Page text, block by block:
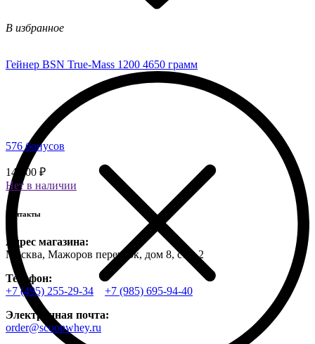
В избранное
Гейнер BSN True-Mass 1200 4650 грамм
576 бонусов
14 400 ₽
Нет в наличии
Контакты
Адрес магазина:
Москва, Мажоров переулок, дом 8, стр. 2
Телефон:
+7 (495) 255-29-34
+7 (985) 695-94-40
Электронная почта:
order@scoopwhey.ru